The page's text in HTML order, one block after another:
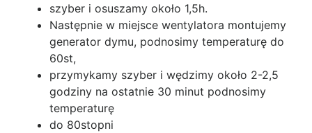
szyber i osuszamy około 1,5h.
Następnie w miejsce wentylatora montujemy
generator dymu, podnosimy temperaturę do
60st,
przymykamy szyber i wędzimy około 2-2,5
godziny na ostatnie 30 minut podnosimy
temperaturę
do 80stopni